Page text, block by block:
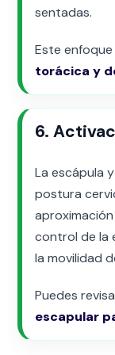
sentadas.
Este
torácica y
6.
La escápula
postura
control de la
la movilidad
Puedes
escapular